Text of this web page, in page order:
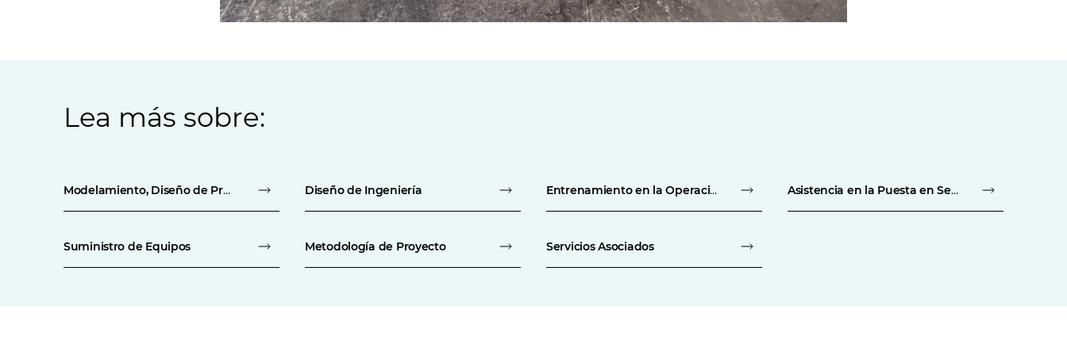
Lea más sobre:
Modelamiento, Diseño de Procesos y Desarrollo Diseño de Ingeniería Entrenamiento en la Operación del Proceso y Transferencia de Tecnología Asistencia en la Puesta en Servicio
Suministro de Equipos Metodología de Proyecto Servicios Asociados